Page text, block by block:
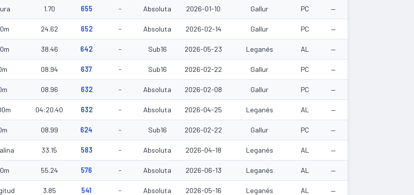
1.70 655 - Absoluta 2026-01-10 Gallur PC —
24.62 652 - Absoluta 2026-02-14 Gallur PC —
38.46 642 - Sub16 2026-05-23 Leganés AL —
08.94 637 - Sub16 2026-02-22 Gallur PC —
08.96 632 - Absoluta 2026-02-08 Gallur PC —
04:20.40 632 - Absoluta 2026-04-25 Leganés AL —
08.99 624 - Sub16 2026-02-22 Gallur PC —
33.15 583 - Absoluta 2026-04-18 Leganés AL —
55.24 576 - Absoluta 2026-06-13 Leganés AL —
3.85 541 - Absoluta 2026-05-16 Leganés AL —